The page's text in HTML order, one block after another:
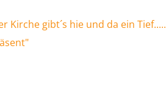
Kirche gibt´s hie und da ein Tief.....